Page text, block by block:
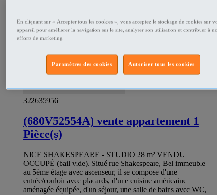
322635956
(680V52554A) vente appartement 1
Pièce(s)
NICE SHAKESPEARE - STUDIO 28 m² VENDU
OCCUPÉ (bail vide). Situé rue Shakespeare, Bel immeuble
au 5ème étage avec ascenseur, il se compose d'une
entrée/couloir avec placards, d'une cuisine américaine
aménagée équipée, d'un séjour, une salle de bains avec WC,
En cliquant sur « Accepter tous les cookies », vous acceptez le stockage de cookies sur
appareil pour améliorer la navigation sur le site, analyser son utilisation et contribuer à
efforts de marketing.
Autoriser tous les cookies
Paramètres des cookies